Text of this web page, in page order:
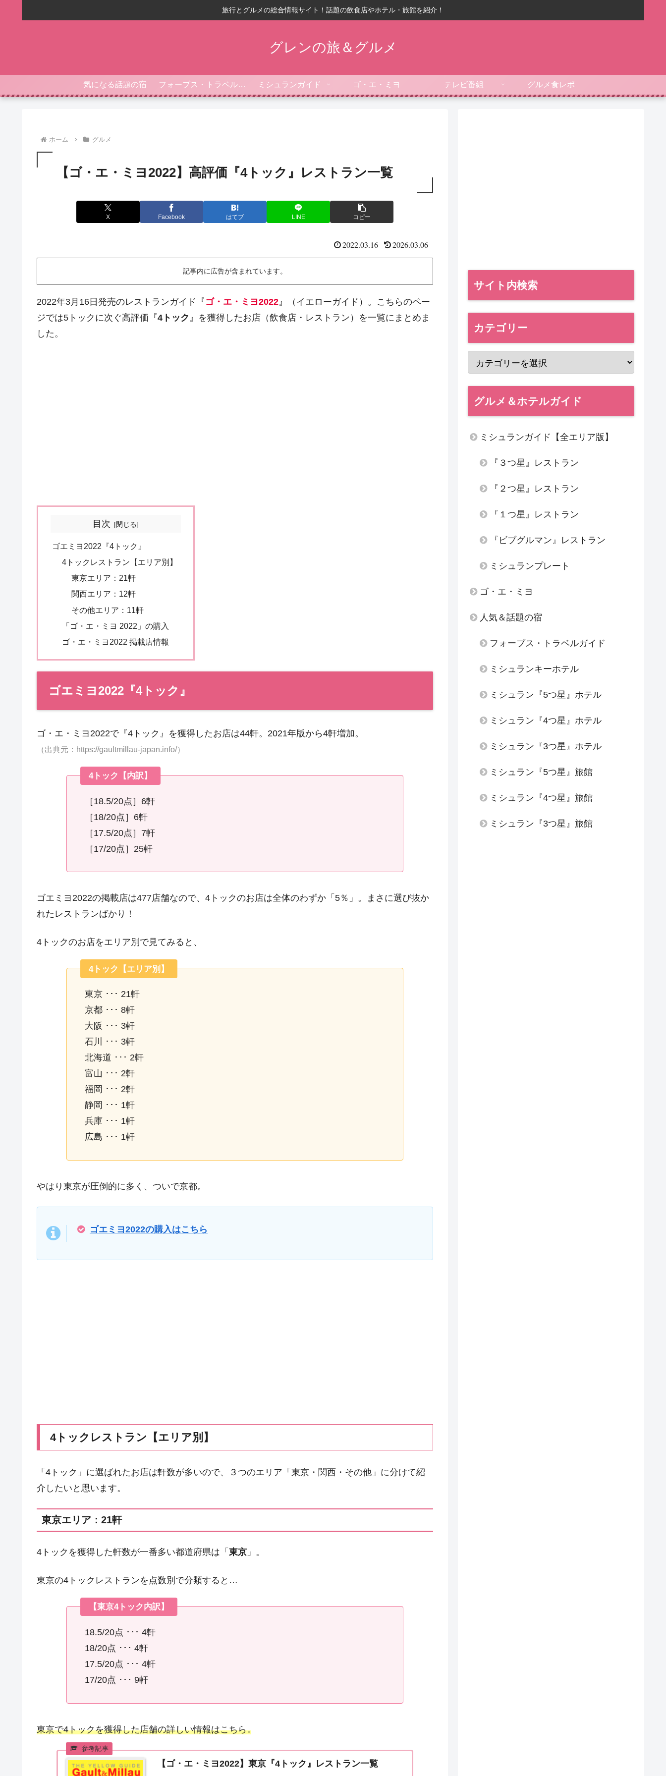
旅行とグルメの総合情報サイト！話題の飲食店やホテル・旅館を紹介！
グレンの旅＆グルメ
気になる話題の宿 フォーブス・トラベルガイド ミシュランガイド ゴ・エ・ミヨ テレビ番組 グルメ食レポ
ホーム グルメ
【ゴ・エ・ミヨ2022】高評価『4トック』レストラン一覧
X Facebook はてブ LINE コピー
2022.03.16 2026.03.06
記事内に広告が含まれています。
2022年3月16日発売のレストランガイド『 ゴ・エ・ミヨ2022』（イエローガイド）。こちらのペー
ジでは5トックに次ぐ高評価『4トック 』を獲得したお店（飲食店・レストラン）を一覧にまとめま
した。
目次
ゴエミヨ2022『4トック』
4トックレストラン【エリア別】
東京エリア：21軒
関西エリア：12軒
その他エリア：11軒
「ゴ・エ・ミヨ 2022」の購入
ゴ・エ・ミヨ2022 掲載店情報
ゴエミヨ2022『4トック』
ゴ・エ・ミヨ2022で『4トック』を獲得したお店は44軒。2021年版から4軒増加。
（出典元：https://gaultmillau-japan.info/）
4トック【内訳】
［18.5/20点］6軒
［18/20点］6軒
［17.5/20点］7軒
［17/20点］25軒
ゴエミヨ2022の掲載店は477店舗なので、4トックのお店は全体のわずか「5％」。まさに選び抜か
れたレストランばかり！
4トックのお店をエリア別で見てみると、
4トック【エリア別】
東京 ･･･ 21軒
京都 ･･･ 8軒
大阪 ･･･ 3軒
石川 ･･･ 3軒
北海道 ･･･ 2軒
富山 ･･･ 2軒
福岡 ･･･ 2軒
静岡 ･･･ 1軒
兵庫 ･･･ 1軒
広島 ･･･ 1軒
やはり東京が圧倒的に多く、ついで京都。
ゴエミヨ2022の購入はこちら
4トックレストラン【エリア別】
「4トック」に選ばれたお店は軒数が多いので、３つのエリア「東京・関西・その他」に分けて紹
介したいと思います。
東京エリア：21軒
4トックを獲得した軒数が一番多い都道府県は「 東京 」。
東京の4トックレストランを点数別で分類すると…
【東京4トック内訳】
18.5/20点 ･･･ 4軒
18/20点 ･･･ 4軒
17.5/20点 ･･･ 4軒
17/20点 ･･･ 9軒
東京で4トックを獲得した店舗の詳しい情報はこちら↓
【ゴ・エ・ミヨ2022】東京『4トック』レストラン一覧
サイト内検索
カテゴリー
グルメ＆ホテルガイド
ミシュランガイド【全エリア版】
『３つ星』レストラン
『２つ星』レストラン
『１つ星』レストラン
『ビブグルマン』レストラン
ミシュランプレート
ゴ・エ・ミヨ
人気＆話題の宿
フォーブス・トラベルガイド
ミシュランキーホテル
ミシュラン『5つ星』ホテル
ミシュラン『4つ星』ホテル
ミシュラン『3つ星』ホテル
ミシュラン『5つ星』旅館
ミシュラン『4つ星』旅館
ミシュラン『3つ星』旅館